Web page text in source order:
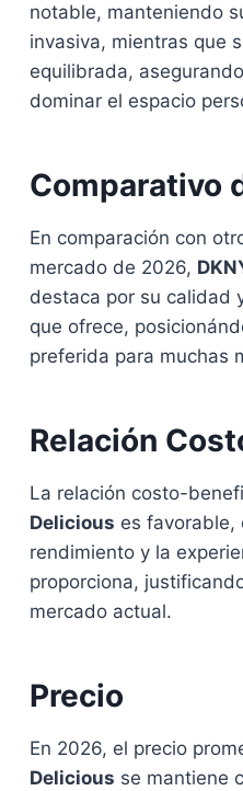
notable, manteniendo
invasiva, mientras que
equilibrada,
dominar el espacio
Comparativo
En comparación con
mercado de 2026,
destaca por su calidad
que ofrece,
preferida para muchas
Relación
La relación costo-
Delicious es favorable,
rendimiento y la
proporciona,
mercado actual.
Precio
En 2026, el precio
Delicious se mantiene